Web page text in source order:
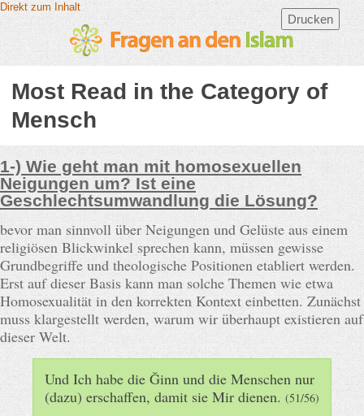
Direkt zum Inhalt
Drucken
Most Read in the Category of
Mensch
1-) Wie geht man mit homosexuellen
Neigungen um? Ist eine
Geschlechtsumwandlung die Lösung?
bevor man sinnvoll über Neigungen und Gelüste aus einem
religiösen Blickwinkel sprechen kann, müssen gewisse
Grundbegriffe und theologische Positionen etabliert werden.
Erst auf dieser Basis kann man solche Themen wie etwa
Homosexualität in den korrekten Kontext einbetten. Zunächst
muss klargestellt werden, warum wir überhaupt existieren auf
dieser Welt.
Und Ich habe die Ğinn und die Menschen nur
(dazu) erschaffen, damit sie Mir dienen. (51/56)